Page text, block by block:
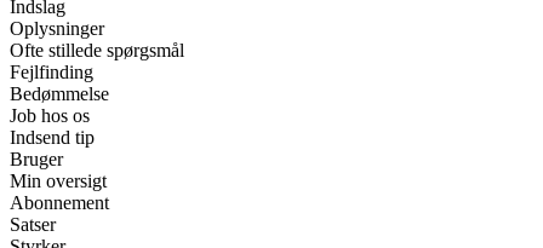
Indslag
Oplysninger
Ofte stillede spørgsmål
Fejlfinding
Bedømmelse
Job hos os
Indsend tip
Bruger
Min oversigt
Abonnement
Satser